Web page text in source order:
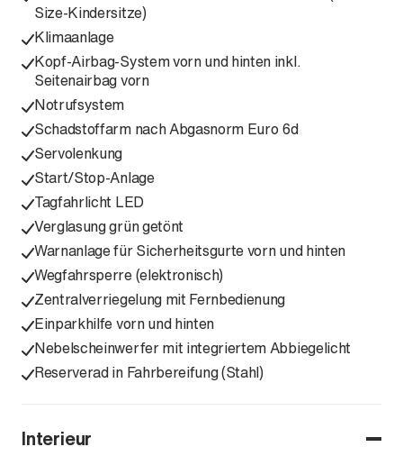
Size-Kindersitze)
Klimaanlage
Kopf-Airbag-System vorn und hinten inkl.
Seitenairbag vorn
Notrufsystem
Schadstoffarm nach Abgasnorm Euro 6d
Servolenkung
Start/Stop-Anlage
Tagfahrlicht LED
Verglasung grün getönt
Warnanlage für Sicherheitsgurte vorn und hinten
Wegfahrsperre (elektronisch)
Zentralverriegelung mit Fernbedienung
Einparkhilfe vorn und hinten
Nebelscheinwerfer mit integriertem Abbiegelicht
Reserverad in Fahrbereifung (Stahl)
Interieur